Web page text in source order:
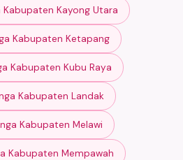
Kabupaten Kayong Utara
Kabupaten Ketapang
Kabupaten Kubu Raya
Kabupaten Landak
Kabupaten Melawi
Kabupaten Mempawah